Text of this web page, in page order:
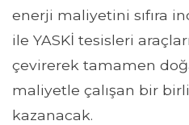
enerji maliyetini sıfıra
ile YASKİ tesisleri
çevirerek tamamen
maliyetle çalışan bir
kazanacak.